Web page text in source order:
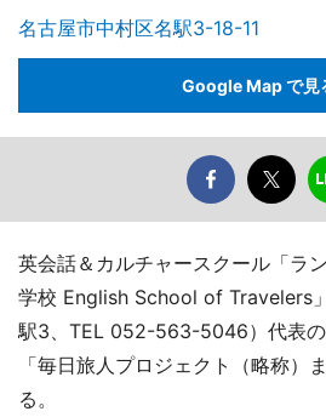
名古屋市中村区名駅3-18-11
Google Map で見
英会話＆カルチャースクール「ラ
学校 English School of Travelers
駅3、TEL 052-563-5046）代表の
「毎日旅人プロジェクト（略称）
る。